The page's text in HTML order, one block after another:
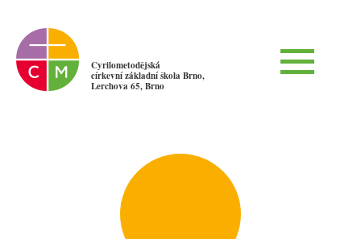
Cyrilometodějská
církevní základní škola Brno,
Lerchova 65, Brno